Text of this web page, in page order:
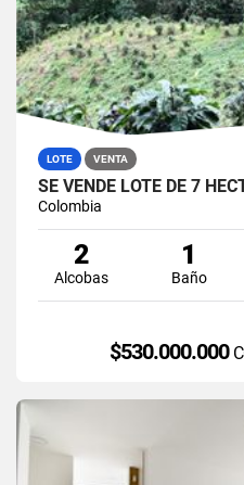
LOTE VENTA
SE VENDE LOTE DE 7
Colombia
2
Alcobas
1
Baño
$530.000.000